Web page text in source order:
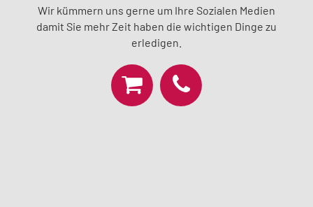
Wir kümmern uns gerne um Ihre Sozialen Medien
damit Sie mehr Zeit haben die wichtigen Dinge zu
erledigen.